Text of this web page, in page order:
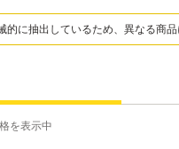
的に抽出しているため、異なる商
を表示中